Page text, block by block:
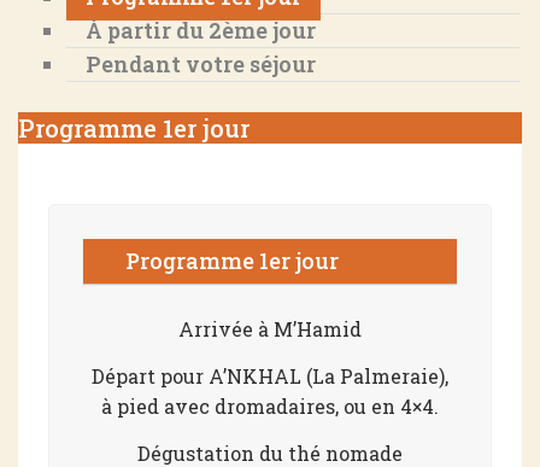
À partir du 2ème jour
Pendant votre séjour
Programme 1er jour
Programme 1er jour
Arrivée à M’Hamid
Départ pour A’NKHAL (La Palmeraie),
à pied avec dromadaires, ou en 4×4.
Dégustation du thé nomade